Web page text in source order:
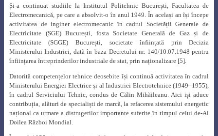
Și-a continuat studiile la Institutul Politehnic București, Facultatea de
Electromecanică, pe care a absolvit-o în anul 1949. În același an își începe
activitatea de inginer electromecanic în cadrul Societății Generale de
Electricitate (SGE) București, fosta Societate Generală de Gaz și de
Electricitate (SGGE) București, societate înființată prin Decizia
Ministerului Industriei, dată în baza Decretului nr. 140/10.07.1948 pentru
înființarea întreprinderilor industriale de stat, prin naționalizare [5].
Datorită competențelor tehnice deosebite își continuă activitatea în cadrul
Ministerului Energiei Electrice și al Industriei Electrotehnice (1949–1955),
în cadrul Serviciului Tehnic, condus de Călin Mihăileanu. Aici iși aduce
contribuția, alături de specialiști de marcă, la refacerea sistemului energetic
național ca urmare a distrugerilor importante suferite în timpul celui de-Al
Doilea Război Mondial.